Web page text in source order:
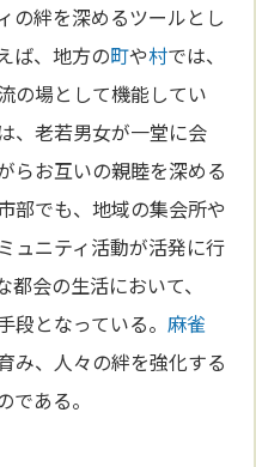
の絆を深めるツールとし
ば、地方の町や村では、
の場として機能してい
、老若男女が一堂に会
らお互いの親睦を深める
部でも、地域の集会所や
ュニティ活動が活発に行
会の生活において、
段となっている。 麻雀
み、人々の絆を強化する
である。